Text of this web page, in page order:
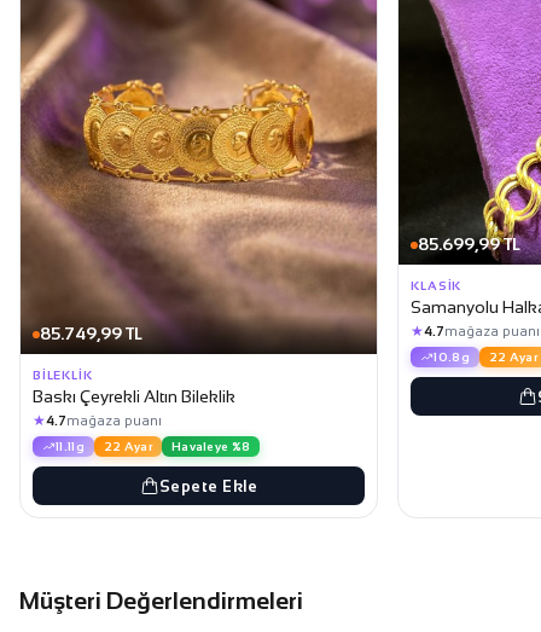
85.749,99 TL
BILEKLIK
Baskı Çeyrekli Altın Bileklik
★4.7mağaza puanı
11.11g 22 Ayar Havaleye %8
Sepete Ekle
85.699,99 TL
KLASIK
Samanyolu
★4.7mağaza puanı
10.8g 22 Ayar
Müşteri Değerlendirmeleri